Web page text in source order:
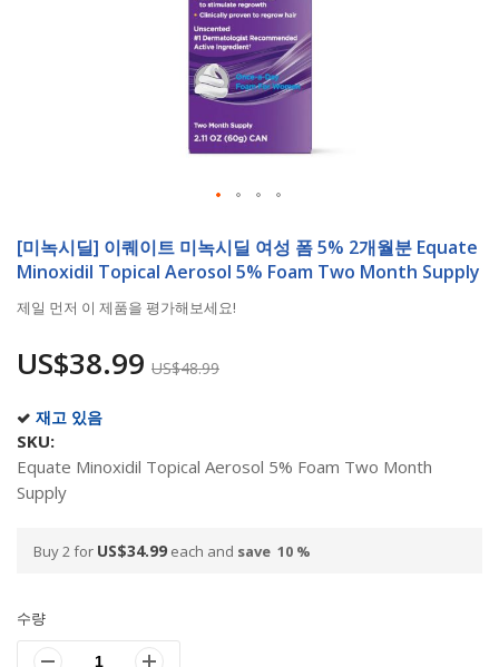
to
the
of
images
gallery
[미녹시딜] 이퀘이트 미녹시딜 여성 폼 5% 2개월분 Equate
Minoxidil Topical Aerosol 5% Foam Two Month Supply
제일 먼저 이 제품을 평가해보세요!
US$38.99 US$48.99
재고 있음
SKU
Equate Minoxidil Topical Aerosol 5% Foam Two Month
Supply
Buy 2 for US$34.99 each and save 10 %
수량